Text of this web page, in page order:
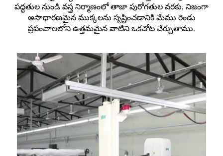
పద్ధతుల నుండి వస్త్ర నిర్మాణంలో తాజా పురోగతుల వరకు, నిజంగా
అసాధారణమైన ముక్కలను సృష్టించడానికి మేము రెండు
ప్రపంచాలలోని ఉత్తమమైన వాటిని ఒకచోట చేర్చుతాము.